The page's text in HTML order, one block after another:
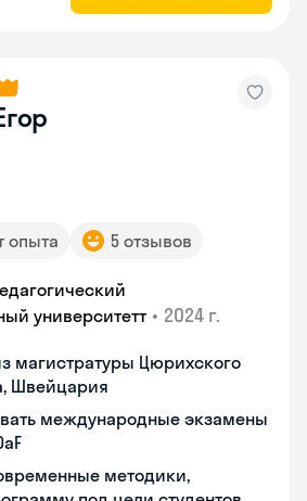
опыта 5 отзывов
университетт • 2024 г.
магистратуры Цюрихского
Швейцария
международные экзамены
методики,